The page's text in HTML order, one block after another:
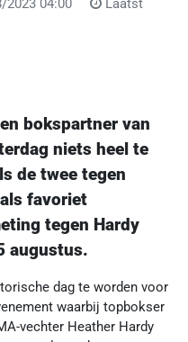
2023 04:00
Laatst
bokspartner van
niets heel te
de twee tegen
favoriet
tegen Hardy
augustus.
dag te worden voor
waarbij topbokser
vechter Heather Hardy